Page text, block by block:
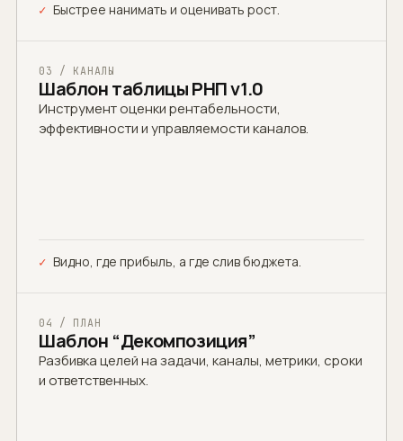
Быстрее нанимать и оценивать рост.
03 / КАНАЛЫ
Шаблон таблицы РНП v1.0
Инструмент оценки рентабельности,
эффективности и управляемости каналов.
Видно, где прибыль, а где слив бюджета.
04 / ПЛАН
Шаблон “Декомпозиция”
Разбивка целей на задачи, каналы, метрики, сроки
и ответственных.